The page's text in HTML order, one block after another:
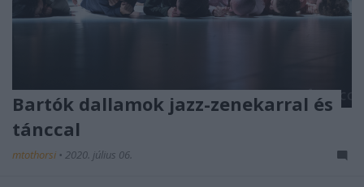
Bartók dallamok jazz-zenekarral és
tánccal
mtothorsi • 2020. július 06.